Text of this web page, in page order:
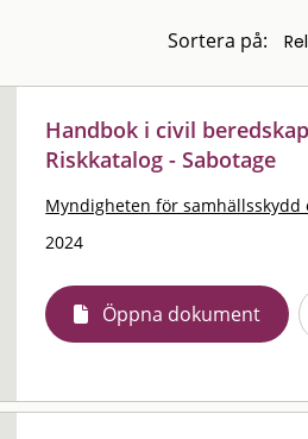
Sortera på:
Handbok i civil
Riskkatalog - Sabotage
Myndigheten för samhällsskydd
2024
Öppna dokument